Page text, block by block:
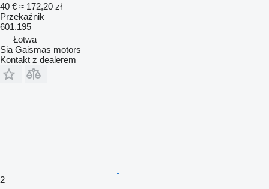
40 € ≈ 172,20 zł
Przekaźnik
601.195
Łotwa
Sia Gaismas motors
Kontakt z dealerem
2